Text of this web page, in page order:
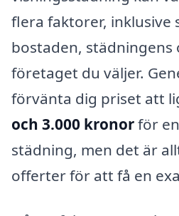
flera faktorer, inklusive
bostaden,
företaget du väljer.
förvänta dig priset att
och 3.000 kronorför
städning, men det är
offerter för att få en